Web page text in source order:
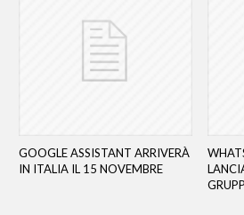
GOOGLE ASSISTANT ARRIVERÀ
IN ITALIA IL 15 NOVEMBRE